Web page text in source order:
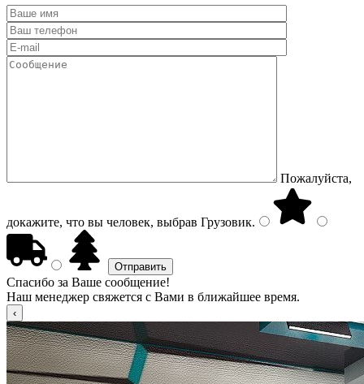
Пожалуйста,
докажите, что вы человек, выбрав Грузовик.
Спасибо за Ваше сообщение!
Наш менеджер свяжется с Вами в ближайшее время.